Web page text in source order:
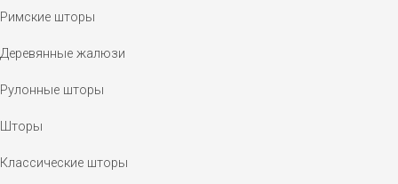
Римские шторы
Деревянные жалюзи
Рулонные шторы
Шторы
Классические шторы